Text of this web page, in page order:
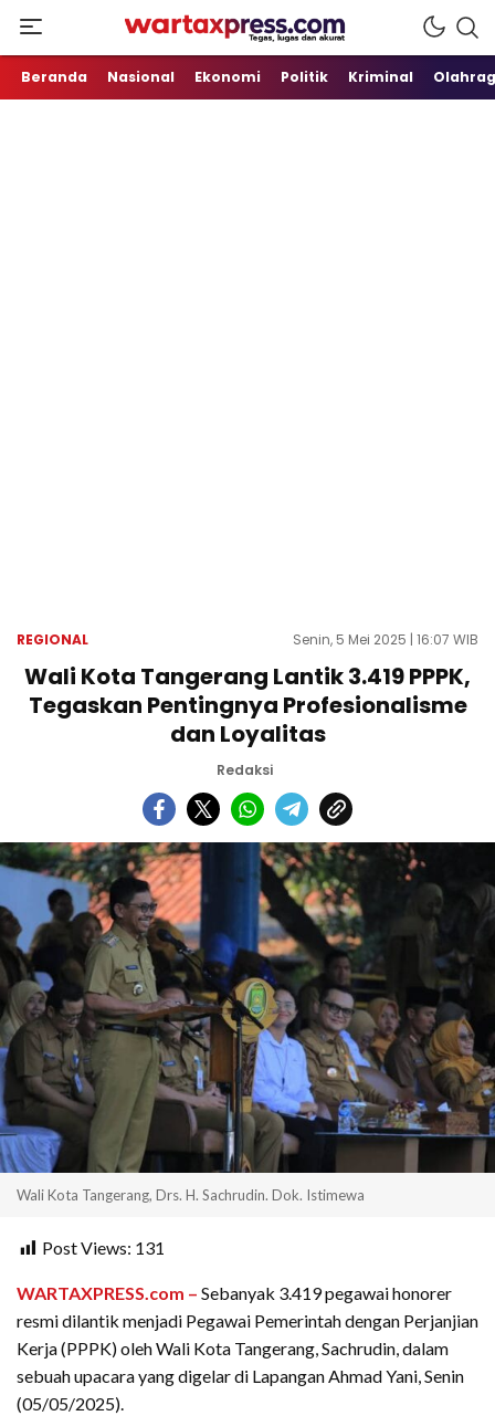
WartaXpress
Tegas, Lugas dan Akurat
Beranda Nasional Ekonomi Politik Kriminal
REGIONAL Senin, 5 Mei 2025 | 16:07 WIB
Wali Kota Tangerang Lantik 3.419 PPPK,
Tegaskan Pentingnya Profesionalisme
dan Loyalitas
Redaksi
Wali Kota Tangerang, Drs. H. Sachrudin. Dok. Istimewa
Post Views: 131
WARTAXPRESS.com – Sebanyak 3.419 pegawai honorer
resmi dilantik menjadi Pegawai Pemerintah dengan Perjanjian
Kerja (PPPK) oleh Wali Kota Tangerang, Sachrudin, dalam
sebuah upacara yang digelar di Lapangan Ahmad Yani, Senin
(05/05/2025).